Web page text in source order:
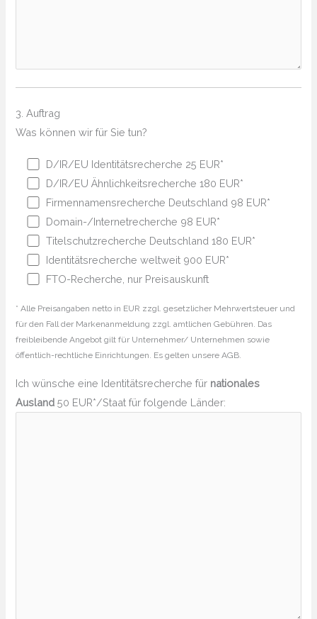
3. Auftrag
Was können wir für Sie tun?
D/IR/EU Identitätsrecherche 25 EUR*
D/IR/EU Ähnlichkeitsrecherche 180 EUR*
Firmennamensrecherche Deutschland 98 EUR*
Domain-/Internetrecherche 98 EUR*
Titelschutzrecherche Deutschland 180 EUR*
Identitätsrecherche weltweit 900 EUR*
FTO-Recherche, nur Preisauskunft
* Alle Preisangaben netto in EUR zzgl. gesetzlicher Mehrwertsteuer und
für den Fall der Markenanmeldung zzgl. amtlichen Gebühren. Das
freibleibende Angebot gilt für Unternehmer/ Unternehmen sowie
öffentlich-rechtliche Einrichtungen. Es gelten unsere AGB.
Ich wünsche eine Identitätsrecherche für nationales
Ausland 50 EUR*/Staat für folgende Länder: